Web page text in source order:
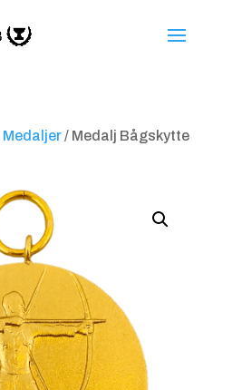
Medaljer/ Medalj Bågskytte